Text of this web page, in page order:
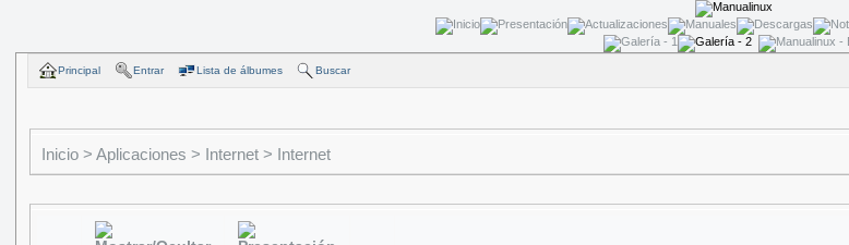
Principal Entrar Lista de álbumes Buscar
Inicio> Aplicaciones > Internet> Internet